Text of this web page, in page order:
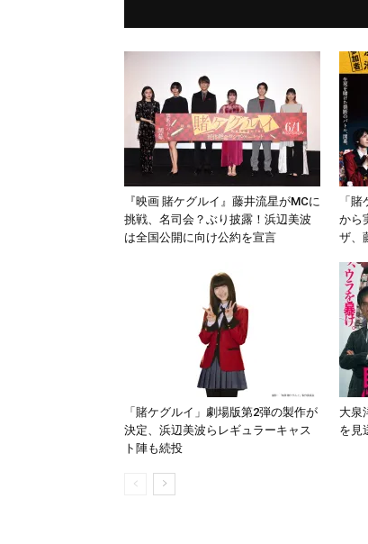
『映画 賭ケグルイ』藤井流星がMCに
挑戦、名司会？ぶり披露！浜辺美波
は全国公開に向け公約を宣言
「
から
ザ、
「賭ケグルイ」劇場版第2弾の製作が
決定、浜辺美波らレギュラーキャス
ト陣も続投
大泉
を見